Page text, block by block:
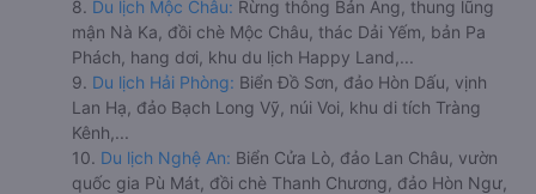
8. Du lịch Mộc Châu: Rừng thông Bản Áng, thung lũng
mận Nà Ka, đồi chè Mộc Châu, thác Dải Yếm, bản Pa
Phách, hang dơi, khu du lịch Happy Land,...
9. Du lịch Hải Phòng: Biển Đồ Sơn, đảo Hòn Dấu, vịnh
Lan Hạ, đảo Bạch Long Vỹ, núi Voi, khu di tích Tràng
Kênh,...
10. Du lịch Nghệ An: Biển Cửa Lò, đảo Lan Châu, vườn
quốc gia Pù Mát, đồi chè Thanh Chương, đảo Hòn Ngư,